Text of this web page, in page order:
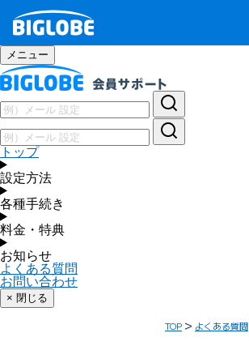
メニュー
トップ
設定方法
各種手続き
料金・特典
お知らせ
よくある質問
お問い合わせ
× 閉じる
TOP よくある質問